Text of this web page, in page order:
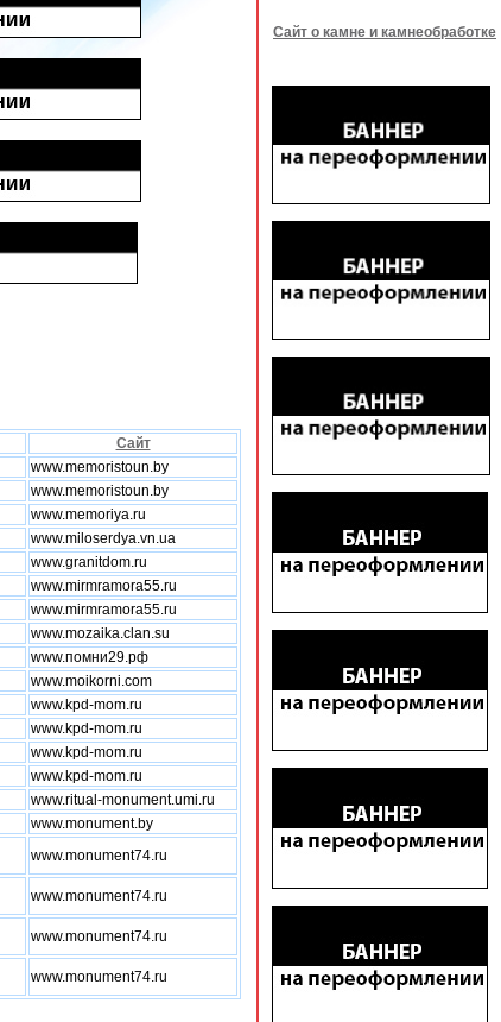
Сайт
www.memoristoun.by
www.memoristoun.by
www.memoriya.ru
www.miloserdya.vn.ua
www.granitdom.ru
www.mirmramora55.ru
www.mirmramora55.ru
www.mozaika.clan.su
www.помни29.рф
www.moikorni.com
www.kpd-mom.ru
www.kpd-mom.ru
www.kpd-mom.ru
www.kpd-mom.ru
www.ritual-monument.umi.ru
www.monument.by
www.monument74.ru
www.monument74.ru
www.monument74.ru
www.monument74.ru
Сайт о камне и камнеобработке